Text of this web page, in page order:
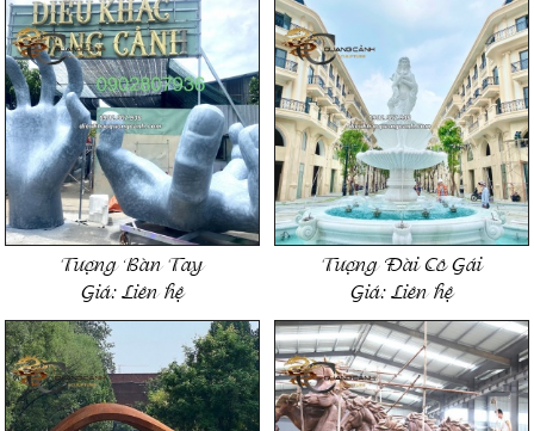
Tượng Bàn Tay
Giá:Liên hệ
Tượng Đài Cô Gái
Giá:Liên hệ